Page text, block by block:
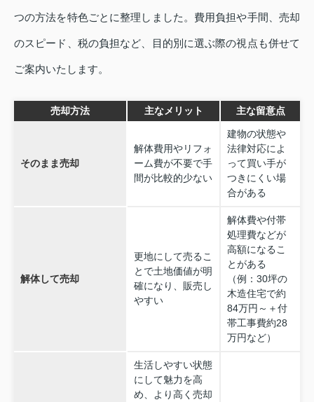
つの方法を特色ごとに整理しました。費用負担や手間、売却
のスピード、税の負担など、目的別に選ぶ際の視点も併せて
ご案内いたします。
売却方法 主なメリット 主な留意点
そのまま売却
解体費用やリフォ
ーム費が不要で手
間が比較的少ない
建物の状態や
法律対応によ
って買い手が
つきにくい場
合がある
解体して売却
更地にして売るこ
とで土地価値が明
確になり、販売し
やすい
解体費や付帯
処理費などが
高額になるこ
とがある
（例：30坪の
木造住宅で約
84万円～＋付
帯工事費約28
万円など）
生活しやすい状態
にして魅力を高
め、より高く売却